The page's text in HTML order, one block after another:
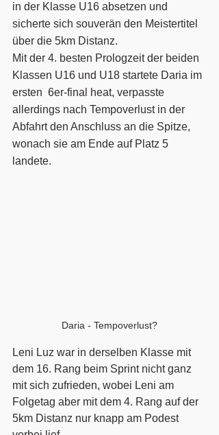
in der Klasse U16 absetzen und
sicherte sich souverän den Meistertitel
über die 5km Distanz.
Mit der 4. besten Prologzeit der beiden
Klassen U16 und U18 startete Daria im
ersten  6er-final heat, verpasste
allerdings nach Tempoverlust in der
Abfahrt den Anschluss an die Spitze,
wonach sie am Ende auf Platz 5
landete.
Daria - Tempoverlust?
Leni Luz war in derselben Klasse mit
dem 16. Rang beim Sprint nicht ganz
mit sich zufrieden, wobei Leni am
Folgetag aber mit dem 4. Rang auf der
5km Distanz nur knapp am Podest